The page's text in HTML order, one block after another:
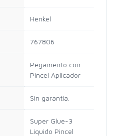
Henkel
767806
Pegamento con
Pincel Aplicador
Sin garantía.
Super Glue-3
Líquido Pincel